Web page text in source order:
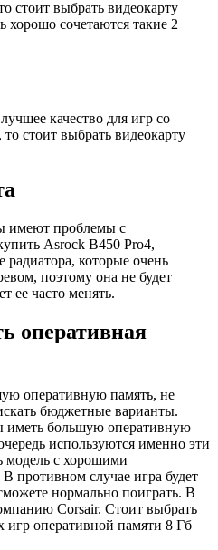
стоит выбрать видеокарту
хорошо сочетаются такие 2
качество для игр со
стоит выбрать видеокарту
имеют проблемы с
Asrock B450 Pro4,
радиатора, которые очень
поэтому она не будет
ее часто менять.
оперативная
оперативную память, не
бюджетные варианты.
большую оперативную
используются именно эти
модель с хорошими
противном случае игра будет
нормально поиграть. В
Corsair. Стоит выбрать
оперативной памяти 8 Гб